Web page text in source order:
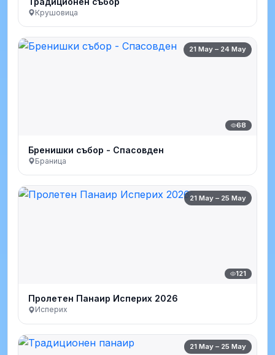
Крушовица
21 May – 24 May
68
Бренишки събор - Спасовден
Браница
21 May – 25 May
121
Пролетен Панаир Исперих 2026
Исперих
21 May – 25 May